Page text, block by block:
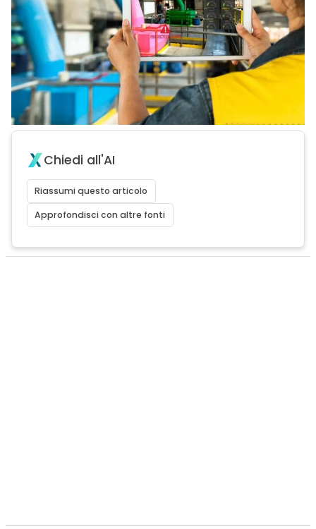
Chiedi all'AI
Riassumi questo articolo
Approfondisci con altre fonti